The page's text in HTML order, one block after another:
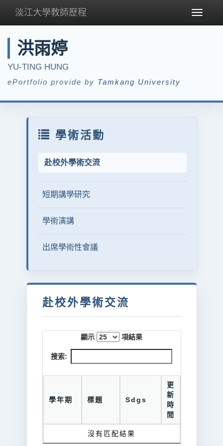
Toggle
淡江大學教師歷程
洪雨婷
YU-TING HUNG
ePortfolio provide by Tamkang University
學術活動
赴校外學術交流
短期講學研究
學術演講
出席學術性會議
赴校外學術交流
顯示 項結果
搜索:
學年期 標題 Sdgs
更
新
時
間
沒有匹配結果